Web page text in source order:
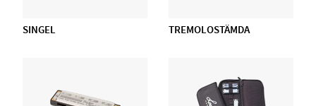
SINGEL TREMOLOSTÄMDA